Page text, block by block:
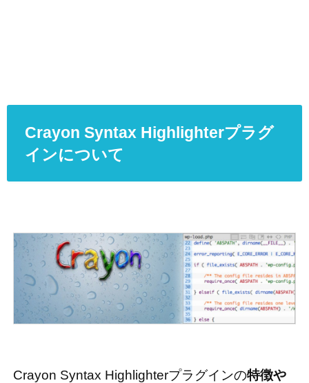
Crayon Syntax Highlighterプラグ
インについて
Crayon Syntax Highlighterプラグインの特徴や